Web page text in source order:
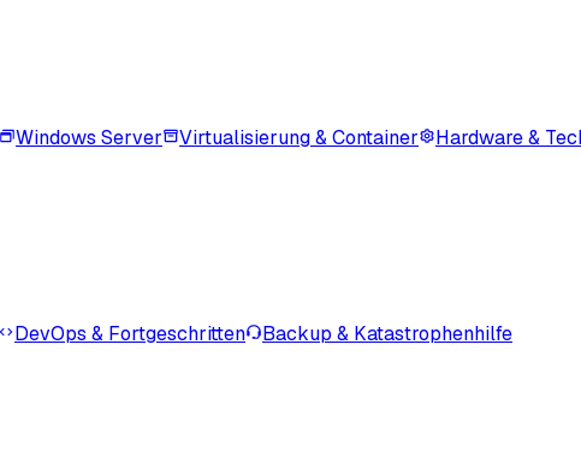
Windows Server Virtualisierung & Container
Hardware &
DevOps & Fortgeschritten
Backup & Katastrophenhilfe